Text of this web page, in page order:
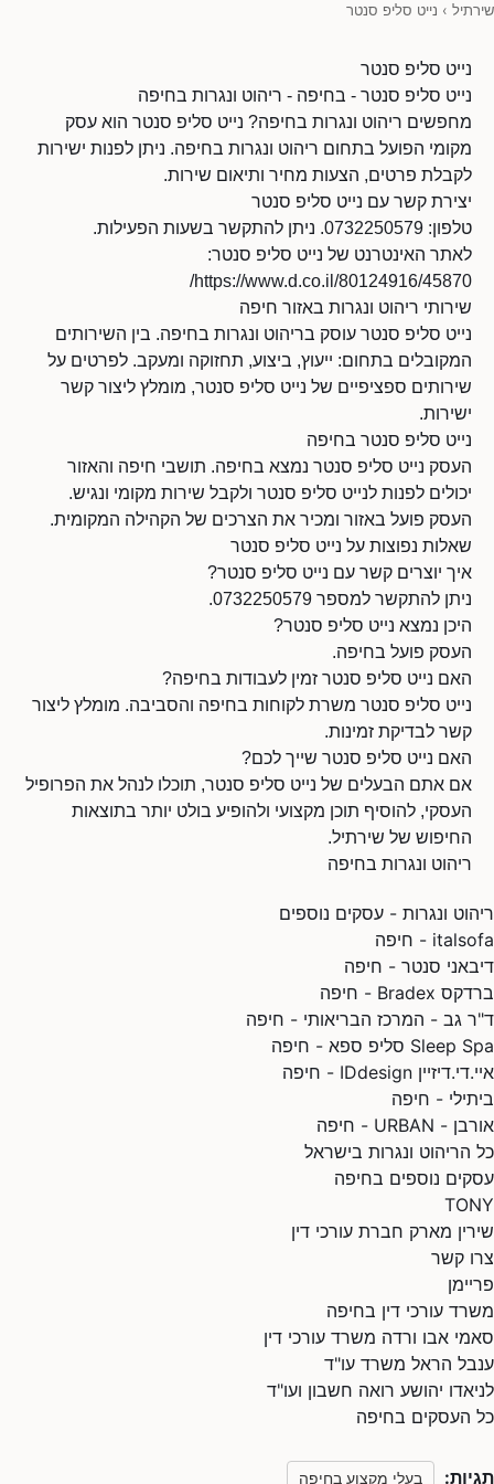
שירתיל › נייט סליפ סנטר
נייט סליפ סנטר
נייט סליפ סנטר - בחיפה - ריהוט ונגרות בחיפה
מחפשים ריהוט ונגרות בחיפה? נייט סליפ סנטר הוא עסק
מקומי הפועל בתחום ריהוט ונגרות בחיפה. ניתן לפנות ישירות
לקבלת פרטים, הצעות מחיר ותיאום שירות.
יצירת קשר עם נייט סליפ סנטר
טלפון: 0732250579. ניתן להתקשר בשעות הפעילות.
לאתר האינטרנט של נייט סליפ סנטר:
https://www.d.co.il/80124916/45870/
שירותי ריהוט ונגרות באזור חיפה
נייט סליפ סנטר עוסק בריהוט ונגרות בחיפה. בין השירותים
המקובלים בתחום: ייעוץ, ביצוע, תחזוקה ומעקב. לפרטים על
שירותים ספציפיים של נייט סליפ סנטר, מומלץ ליצור קשר
ישירות.
נייט סליפ סנטר בחיפה
העסק נייט סליפ סנטר נמצא בחיפה. תושבי חיפה והאזור
יכולים לפנות לנייט סליפ סנטר ולקבל שירות מקומי ונגיש.
העסק פועל באזור ומכיר את הצרכים של הקהילה המקומית.
שאלות נפוצות על נייט סליפ סנטר
איך יוצרים קשר עם נייט סליפ סנטר?
ניתן להתקשר למספר 0732250579.
היכן נמצא נייט סליפ סנטר?
העסק פועל בחיפה.
האם נייט סליפ סנטר זמין לעבודות בחיפה?
נייט סליפ סנטר משרת לקוחות בחיפה והסביבה. מומלץ ליצור
קשר לבדיקת זמינות.
האם נייט סליפ סנטר שייך לכם?
אם אתם הבעלים של נייט סליפ סנטר, תוכלו לנהל את הפרופיל
העסקי, להוסיף תוכן מקצועי ולהופיע בולט יותר בתוצאות
החיפוש של שירתיל.
ריהוט ונגרות בחיפה
ריהוט ונגרות - עסקים נוספים
italsofa - חיפה
דיבאני סנטר - חיפה
ברדקס Bradex - חיפה
ד"ר גב - המרכז הבריאותי - חיפה
Sleep Spa סליפ ספא - חיפה
איי.די.דיזיין IDdesign - חיפה
ביתילי - חיפה
אורבן - URBAN - חיפה
כל הריהוט ונגרות בישראל
עסקים נוספים בחיפה
TONY
שירין מארק חברת עורכי דין
צרו קשר
פריימן
משרד עורכי דין בחיפה
סאמי אבו ורדה משרד עורכי דין
ענבל הראל משרד עו"ד
לניאדו יהושע רואה חשבון ועו"ד
כל העסקים בחיפה
תגיות: בעלי מקצוע בחיפה